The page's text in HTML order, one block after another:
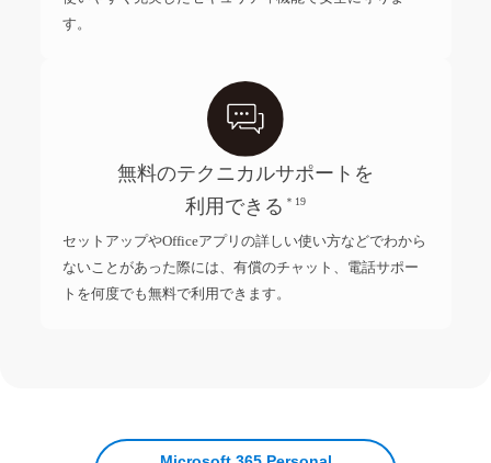
す。
無料のテクニカルサポートを
利用できる ＊19
セットアップやOfficeアプリの詳しい使い方などでわから
ないことがあった際には、有償のチャット、電話サポー
トを何度でも無料で利用できます。